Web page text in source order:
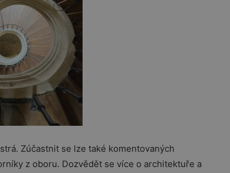
Zúčastnit se lze také komentovaných
z oboru. Dozvědět se více o architektuře a